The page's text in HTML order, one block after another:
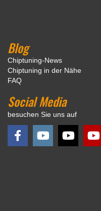
Blog
Chiptuning-News
Chiptuning in der Nähe
FAQ
Social Media
besuchen Sie uns auf